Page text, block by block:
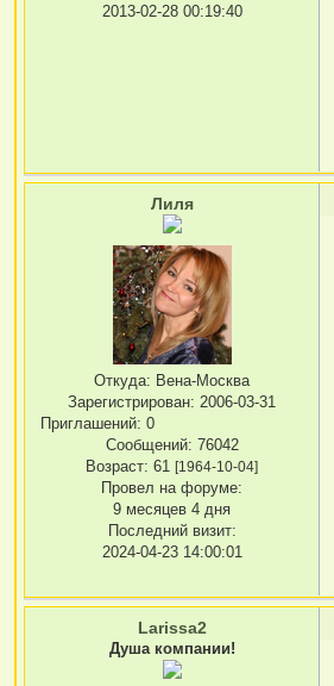
2013-02-28 00:19:40
Лиля
Откуда: Вена-Москва
Зарегистрирован: 2006-03-31
Приглашений: 0
Сообщений: 76042
Возраст: 61[1964-10-04]
Провел на форуме:
9 месяцев 4 дня
Последний визит:
2024-04-23 14:00:01
Larissa2
Душа компании!